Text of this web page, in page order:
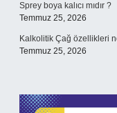
Sprey boya kalıcı mıdır ?
Temmuz 25, 2026
Kalkolitik Çağ özellikleri
Temmuz 25, 2026